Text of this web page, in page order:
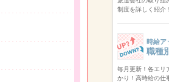
制度を詳しく紹介！
時給ア
職種
毎月更新！各エリ
かり！高時給の仕